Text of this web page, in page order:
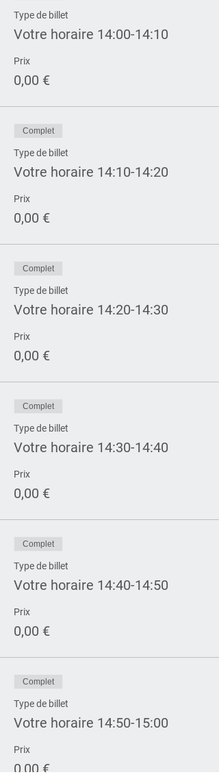
Type de billet
Votre horaire 14:00-14:10
Prix
0,00 €
Complet
Type de billet
Votre horaire 14:10-14:20
Prix
0,00 €
Complet
Type de billet
Votre horaire 14:20-14:30
Prix
0,00 €
Complet
Type de billet
Votre horaire 14:30-14:40
Prix
0,00 €
Complet
Type de billet
Votre horaire 14:40-14:50
Prix
0,00 €
Complet
Type de billet
Votre horaire 14:50-15:00
Prix
0,00 €